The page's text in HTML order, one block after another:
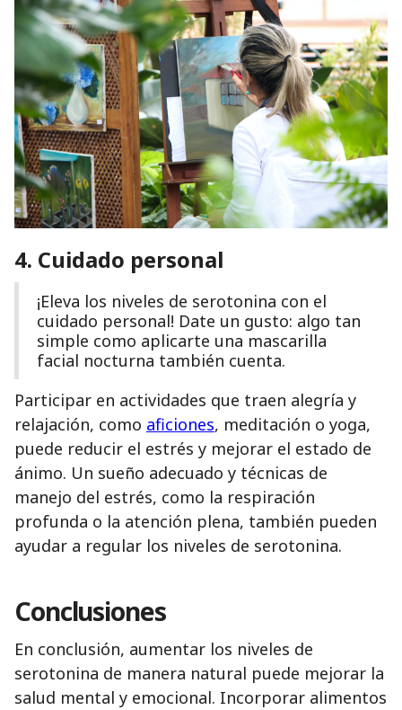
4. Cuidado personal
¡Eleva los niveles de serotonina con el
cuidado personal! Date un gusto: algo tan
simple como aplicarte una mascarilla
facial nocturna también cuenta.
Participar en actividades que traen alegría y
relajación, como aficiones, meditación o yoga,
puede reducir el estrés y mejorar el estado de
ánimo. Un sueño adecuado y técnicas de
manejo del estrés, como la respiración
profunda o la atención plena, también pueden
ayudar a regular los niveles de serotonina.
Conclusiones
En conclusión, aumentar los niveles de
serotonina de manera natural puede mejorar la
salud mental y emocional. Incorporar alimentos